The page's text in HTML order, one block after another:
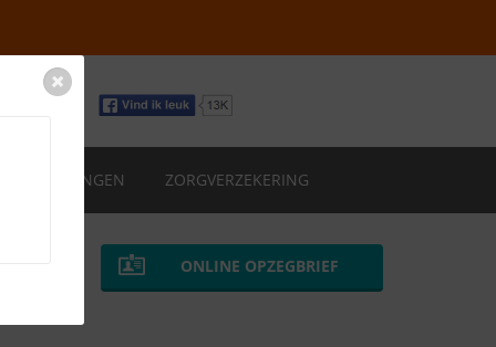
VERZEKERINGEN ZORGVERZEKERING
ONLINE OPZEGBRIEF